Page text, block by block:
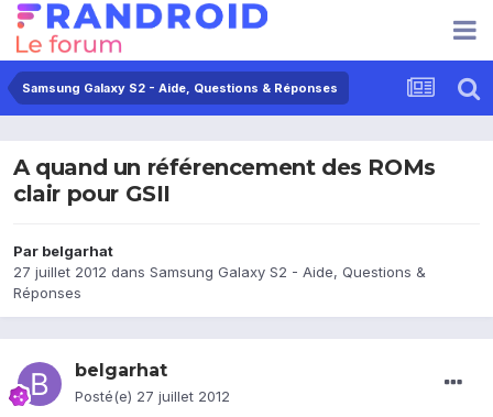
Samsung Galaxy S2 - Aide, Questions & Réponses
A quand un référencement des ROMs
clair pour GSII
Par belgarhat
27 juillet 2012 dans Samsung Galaxy S2 - Aide, Questions &
Réponses
belgarhat
Posté(e) 27 juillet 2012